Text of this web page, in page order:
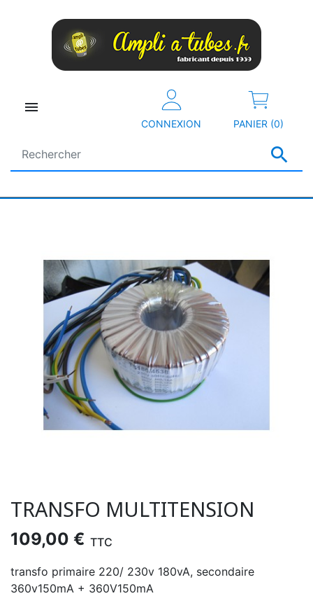


CONNEXION PANIER (0)
TRANSFO MULTITENSION
109,00 € TTC
transfo primaire 220/ 230v 180vA, secondaire
360v150mA + 360V150mA